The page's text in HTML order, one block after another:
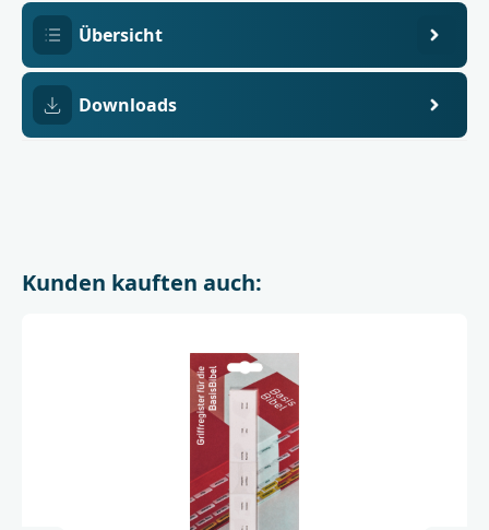
Übersicht
Downloads
Kunden kauften auch: